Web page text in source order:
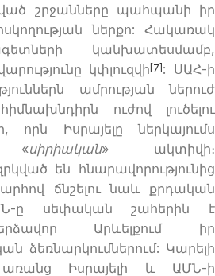
շրջանները պահպանի իր
ներքո: Հակառակ
կանխատեսմամբ,
կփլուզվի [7] : ՍԱՀ-ի
ամրության ներուժ
ուժով լուծելու
Իսրայելը ներկայումս
«սիրիական» ակտիվի։
են հնարավորությունից
ճնշելու նաև քրդական
ը սեփական շահերին է
Արևելքում իր
ձեռնարկումներում: Կարելի
Իսրայելի և ԱՄՆ-ի